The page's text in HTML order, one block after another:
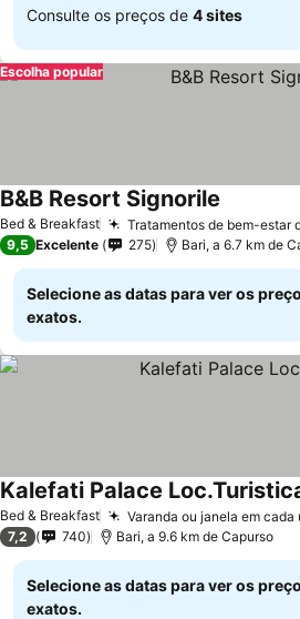
Consulte os preços de 4 sites
Escolha popular
Bed & Breakfast Tratamentos de bem-estar
B&B Resort Signorile
9,5 Excelente 275 Bari, a 6.7 km de
Selecione as datas para ver os
exatos.
Bed & Breakfast Varanda ou janela em cada
Kalefati Palace
7,2 740 Bari, a 9.6 km de Capurso
Selecione as datas para ver os
exatos.